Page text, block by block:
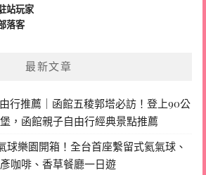
站玩家
落客
最新文章
行推薦｜函館五稜郭塔必訪！登上90公
，函館親子自由行經典景點推薦
球樂園開箱！全台首座繫留式氦氣球、
咖啡、香草餐廳一日遊